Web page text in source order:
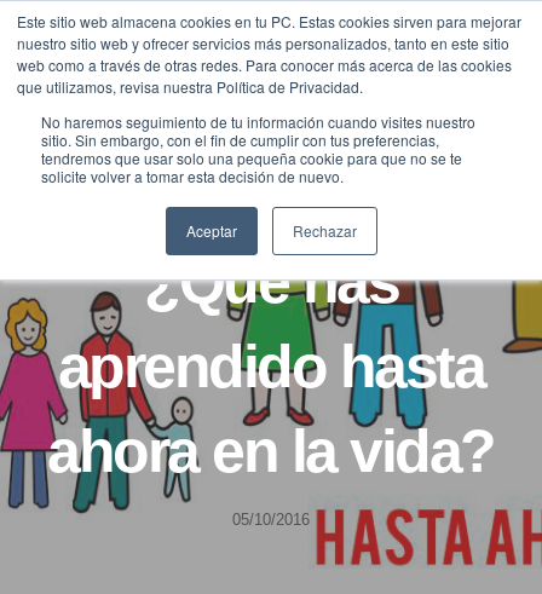
Este sitio web almacena cookies en tu PC. Estas cookies sirven para mejorar
nuestro sitio web y ofrecer servicios más personalizados, tanto en este sitio
web como a través de otras redes. Para conocer más acerca de las cookies
que utilizamos, revisa nuestra Política de Privacidad.
No haremos seguimiento de tu información cuando visites nuestro
sitio. Sin embargo, con el fin de cumplir con tus preferencias,
tendremos que usar solo una pequeña cookie para que no se te
solicite volver a tomar esta decisión de nuevo.
Aceptar Rechazar
Saltar
contenido
LONGEVIDAD
¿Qué has
aprendido hasta
ahora en la vida?
05/10/2016
Traducir »